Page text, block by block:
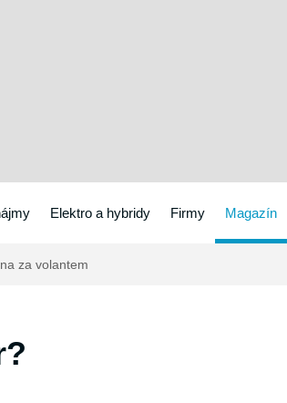
Elektro a hybridy Firmy Magazín
za volantem